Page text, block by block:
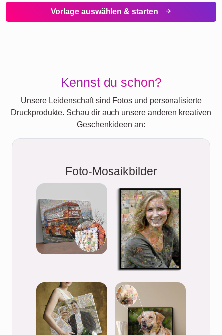
Vorlage auswählen & starten
Kennst du schon?
Unsere Leidenschaft sind Fotos und personalisierte
Druckprodukte. Schau dir auch unsere anderen kreativen
Geschenkideen an:
Foto-Mosaikbilder